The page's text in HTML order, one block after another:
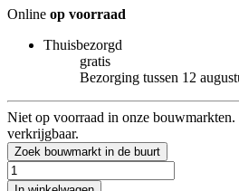
Online op voorraad
Thuisbezorgd
gratis
Bezorging tussen 12
Niet op voorraad in onze
verkrijgbaar.
Zoek bouwmarkt in de buurt